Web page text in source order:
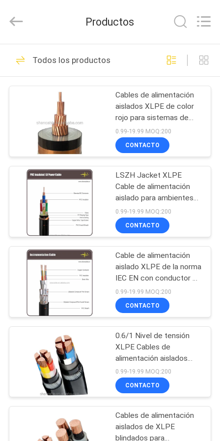
INICIO
PRODUCTOS
SHOW
SOBRE
NOSOTROS
VISITA
FÁBRICA
CONTROL
CALIDAD
CONTACTO
NOTICIAS
Cable
(Group)
All
Reserved.
XLPE aisló el cable
de alimentación
306
cable eléctrico
acorazado
244
pvc cables aislados
203
del cable eléctrico
Productos
Todos los productos
Cables de alimentación
aislados XLPE de color
rojo para sistemas de
transmisión de energía
LV/MV
0.99-19.99 MOQ:200
CONTACTO
LSZH Jacket XLPE
Cable de alimentación
aislado para ambientes
de alta temperatura
0.99-19.99 MOQ:200
CONTACTO
Cable de alimentación
aislado XLPE de la norma
IEC EN con conductor de
cobre / aluminio de 1m-
5000m de longitud
0.99-19.99 MOQ:200
CONTACTO
0.6/1 Nivel de tensión
XLPE Cables de
alimentación aislados
para aplicaciones
industriales versátiles
0.99-19.99 MOQ:200
CONTACTO
Cables de alimentación
aislados de XLPE
blindados para